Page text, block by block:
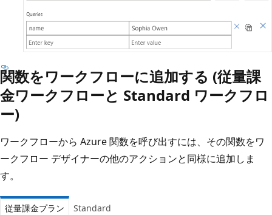
関数をワークフローに追加する (従量課
金ワークフローと Standard ワークフロ
ー)
ワークフローから Azure 関数を呼び出すには、その関数をワ
ークフロー デザイナーの他のアクションと同様に追加しま
す。
従量課金プラン Standard